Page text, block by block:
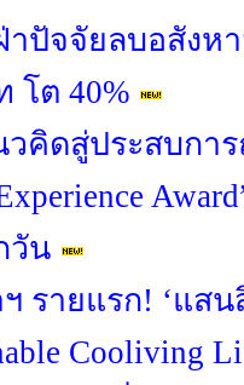
าปัจจัยลบอสังห
โต 40%
คิดสู่ประสบกา
วัน
รายแรก! ‘แสน
Cooliving